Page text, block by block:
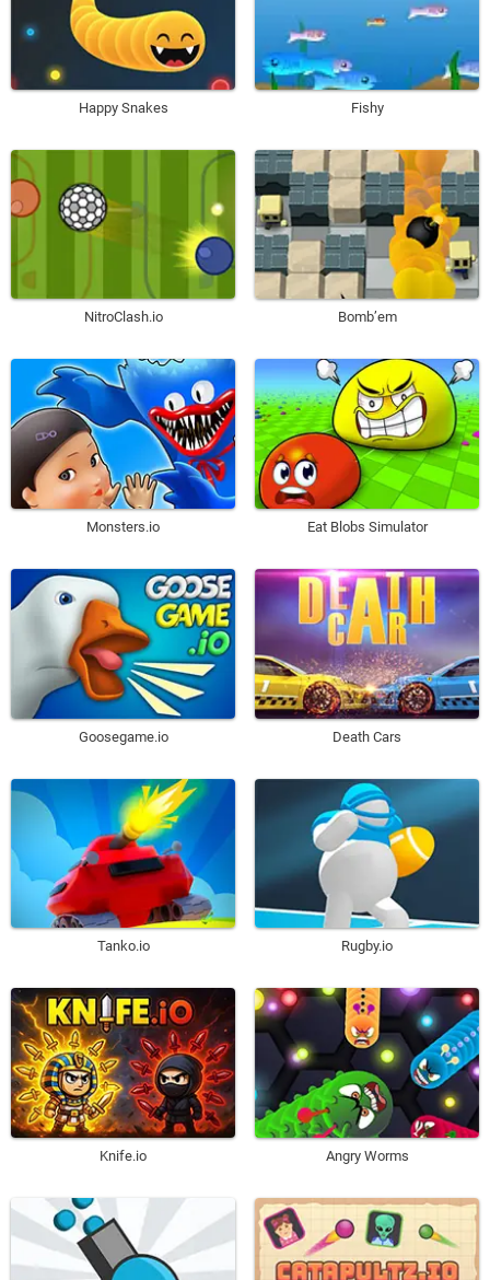
Happy Snakes Fishy
NitroClash.io Bomb’em
Monsters.io Eat Blobs Simulator
Goosegame.io Death Cars
Tanko.io Rugby.io
Knife.io Angry Worms